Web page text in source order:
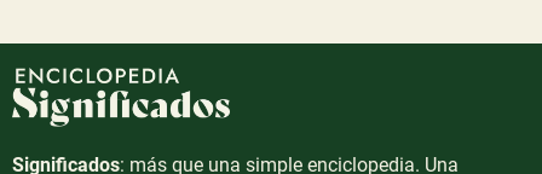
Significados: más que una simple enciclopedia. Una